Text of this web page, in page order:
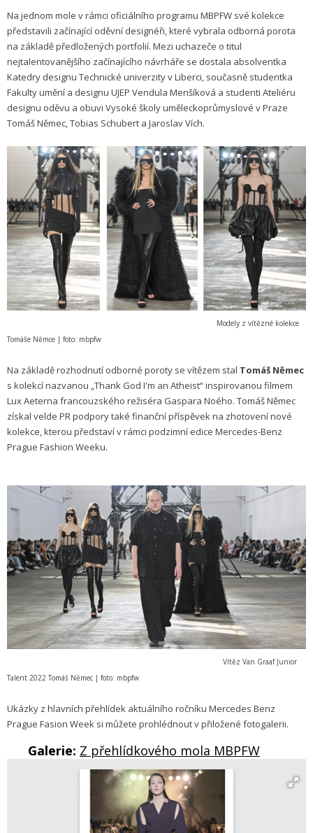
Na jednom mole v rámci oficiálního programu MBPFW své kolekce
představili začínající oděvní designéři, které vybrala odborná porota
na základě předložených portfolií. Mezi uchazeče o titul
nejtalentovanějšího začínajícího návrháře se dostala absolventka
Katedry designu Technické univerzity v Liberci, současně studentka
Fakulty umění a designu UJEP Vendula Menšíková a studenti Ateliéru
designu oděvu a obuvi Vysoké školy uměleckoprůmyslové v Praze
Tomáš Němec, Tobias Schubert a Jaroslav Vích.
Modely z vítězné kolekce
Tomáše Němce | foto: mbpfw
Na základě rozhodnutí odborné poroty se vítězem stal Tomáš Němec
s kolekcí nazvanou „Thank God I'm an Atheist“ inspirovanou filmem
Lux Aeterna francouzského režiséra Gaspara Noého. Tomáš Němec
získal velde PR podpory také finanční příspěvek na zhotovení nové
kolekce, kterou představí v rámci podzimní edice Mercedes-Benz
Prague Fashion Weeku.
Vítěz Van Graaf Junior
Talent 2022 Tomáš Němec | foto: mbpfw
Ukázky z hlavních přehlídek aktuálního ročníku Mercedes Benz
Prague Fasion Week si můžete prohlédnout v přiložené fotogalerii.
Galerie: Z přehlídkového mola MBPFW